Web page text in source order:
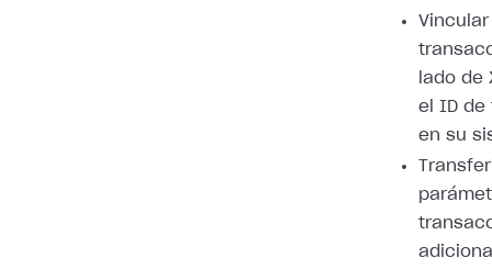
lado de
el ID de
en su